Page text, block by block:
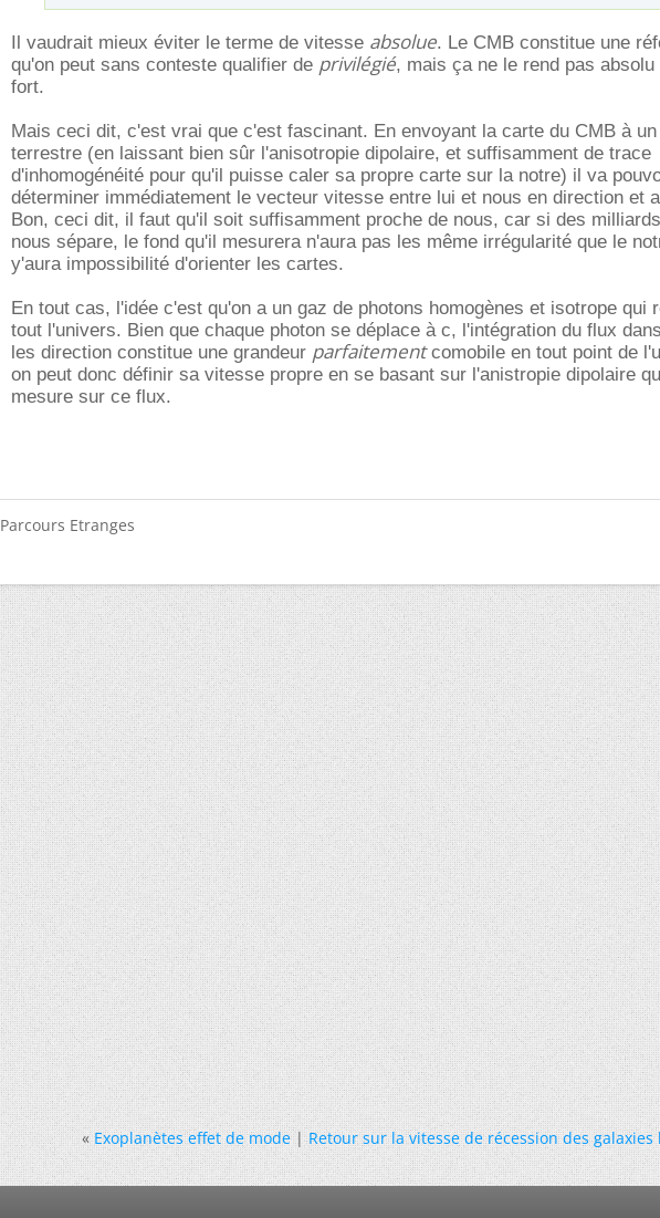
Il vaudrait mieux éviter le terme de vitesse absolue. Le CMB constitue une
qu'on peut sans conteste qualifier de privilégié, mais ça ne le rend pas absolu
fort.
Mais ceci dit, c'est vrai que c'est fascinant. En envoyant la carte du CMB à
terrestre (en laissant bien sûr l'anisotropie dipolaire, et suffisamment de trace
d'inhomogénéité pour qu'il puisse caler sa propre carte sur la notre) il va
déterminer immédiatement le vecteur vitesse entre lui et nous en direction et
Bon, ceci dit, il faut qu'il soit suffisamment proche de nous, car si des
nous sépare, le fond qu'il mesurera n'aura pas les même irrégularité que le
y'aura impossibilité d'orienter les cartes.
En tout cas, l'idée c'est qu'on a un gaz de photons homogènes et isotrope qui
tout l'univers. Bien que chaque photon se déplace à c, l'intégration du flux
les direction constitue une grandeur parfaitementcomobile en tout point de
on peut donc définir sa vitesse propre en se basant sur l'anistropie dipolaire
mesure sur ce flux.
Parcours Etranges
« Exoplanètes effet de mode|Retour sur la vitesse de récession des